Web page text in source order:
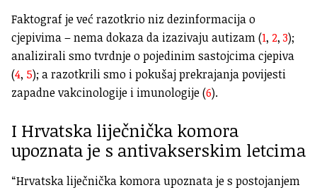
Faktograf je već razotkrio niz dezinformacija o
cjepivima – nema dokaza da izazivaju autizam (1, 2, 3);
analizirali smo tvrdnje o pojedinim sastojcima cjepiva
(4, 5); a razotkrili smo i pokušaj prekrajanja povijesti
zapadne vakcinologije i imunologije (6).
I Hrvatska liječnička komora
upoznata je s antivakserskim letcima
“Hrvatska liječnička komora upoznata je s postojanjem